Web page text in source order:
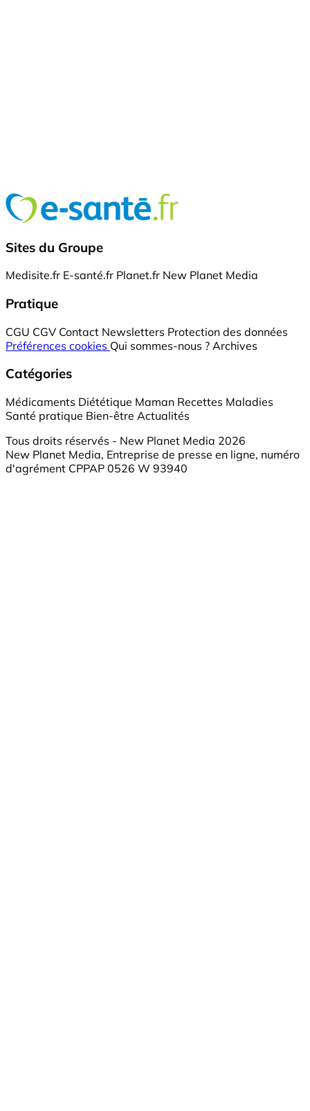
Sites du Groupe
Medisite.fr E-santé.fr Planet.fr New Planet Media
Pratique
CGU CGV Contact Newsletters Protection des données
Préférences cookies Qui sommes-nous ? Archives
Catégories
Médicaments Diététique Maman Recettes Maladies
Santé pratique Bien-être Actualités
Tous droits réservés - New Planet Media 2026
New Planet Media, Entreprise de presse en ligne, numéro
d'agrément CPPAP 0526 W 93940